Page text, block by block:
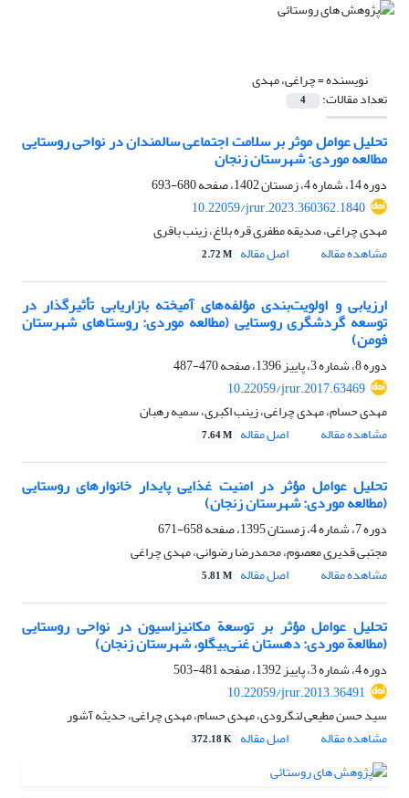
نویسنده =چراغی، مهدی
تعداد مقالات: 4
تحلیل عوامل موثر بر سلامت اجتماعی سالمندان در نواحی روستایی
مطالعه موردی: شهرستان زنجان
دوره 14، شماره 4، زمستان 1402، صفحه
680-693
10.22059/jrur.2023.360362.1840
مهدی چراغی، صدیقه مظفری قره بلاغ، زینب باقری
مشاهده مقاله
اصل مقاله 2.72 M
ارزیابی و اولویت‌بندی مؤلفه‌های آمیخته بازاریابی تأثیرگذار در
توسعه گردشگری روستایی (مطالعه موردی: روستاهای شهرستان
فومن)
دوره 8، شماره 3، پاییز 1396، صفحه
470-487
10.22059/jrur.2017.63469
مهدی حسام، مهدی چراغی، زینب اکبری، سمیه رهبان
مشاهده مقاله
اصل مقاله 7.64 M
تحلیل عوامل مؤثر در امنیت غذایی پایدار خانوارهای روستایی
(مطالعه موردی: شهرستان زنجان)
دوره 7، شماره 4، زمستان 1395، صفحه
658-671
مجتبی قدیری معصوم، محمدرضا رضوانی، مهدی چراغی
مشاهده مقاله
اصل مقاله 5.81 M
تحلیل عوامل مؤثر بر توسعة مکانیزاسیون در نواحی روستایی
(مطالعة موردی: دهستان غنی‌بیگلو، شهرستان زنجان)
دوره 4، شماره 3، پاییز 1392، صفحه
481-503
10.22059/jrur.2013.36491
سید حسن مطیعی لنگرودی، مهدی حسام، مهدی چراغی، حدیثه آشور
مشاهده مقاله
اصل مقاله 372.18 K